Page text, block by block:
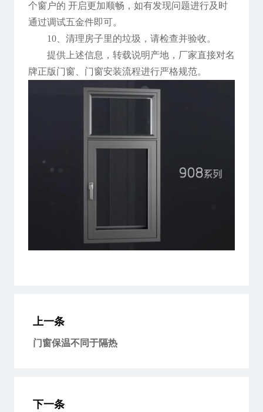
个窗户的 开启更加顺畅，如有发现问题进行及时
通过调试五金件即可。
10、清理房子里的垃圾，请检查并验收。
提供上述信息，转载说明产地，厂家直接对名
牌正版门窗、门窗安装流程进行严格规范。
上一条
门窗保温不同于隔热
下一条